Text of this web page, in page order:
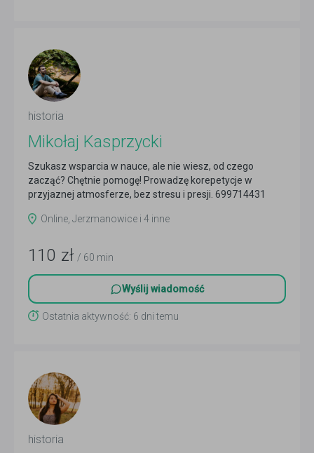
historia
Mikołaj Kasprzycki
Szukasz wsparcia w nauce, ale nie wiesz, od czego
zacząć? Chętnie pomogę! Prowadzę korepetycje w
przyjaznej atmosferze, bez stresu i presji. 699714431
Online, Jerzmanowice i 4 inne
110 zł / 60 min
Wyślij wiadomość
Ostatnia aktywność: 6 dni temu
historia